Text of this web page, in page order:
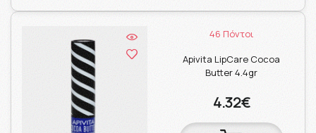
46 Πόντοι
Apivita LipCare Cocoa
Butter 4.4gr
4.32€